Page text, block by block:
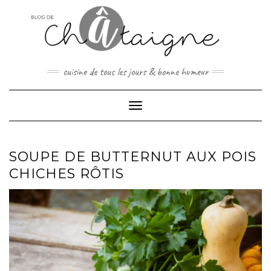
cuisine de tous les jours & bonne humeur
Toggle Navigation
SOUPE DE BUTTERNUT AUX POIS
CHICHES RÔTIS